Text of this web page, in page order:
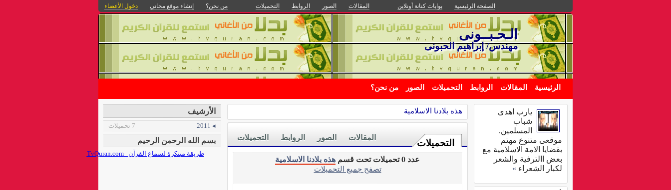
الصفحة الرئيسية بوابات كنانة أونلاين المقالات الصور الروابط التحميلات من نحن؟ إنشاء موقع مجاني دخول الأعضاء
الـحـبــونى
مهندس/ إبراهيم الحبونى
الرئيسية المقالات الروابط التحميلات الصور من نحن؟
هذه بلادنا الاسلامية
التحميلات
التحميلات الروابط الصور المقالات
عدد 0 تحميلات تحت قسم
هذه بلادنا الاسلامية
تصفح جميع التحميلات
يارب اهدى
شباب
المسلمين.
موقعى متنوع مهتم
بقضايا الامة الاسلامية مع
بعض االترفية والشعر
لكبار الشعراء »
الأرشيف
◂ 2011 7 تحميلات
بسم الله الرحمن الرحيم